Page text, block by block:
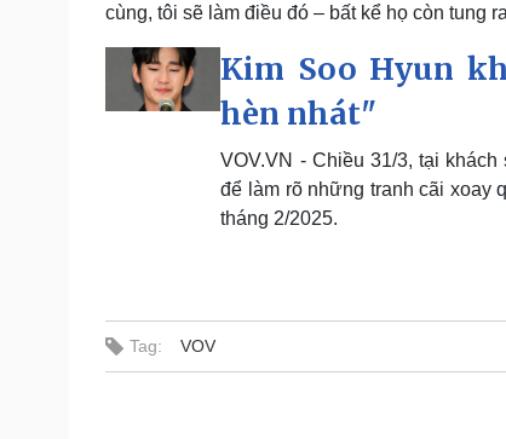
cùng, tôi sẽ làm điều đó – bất kể họ còn tung
Kim Soo Hyun
hèn nhát"
VOV.VN - Chiều 31/3, tại
để làm rõ những tranh cãi xoay
tháng 2/2025.
Tag: VOV